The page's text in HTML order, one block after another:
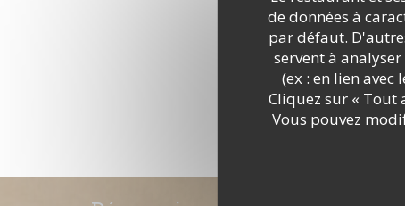
de données à
par défaut.
servent à
(ex : en lien
Cliquez sur « Tout
Vous pouvez